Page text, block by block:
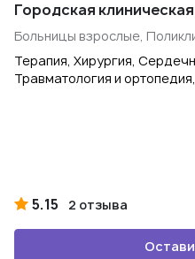
Городская
Больницы взрослые,
Терапия, Хирургия,
Травматология и
5.15 2 отзыва